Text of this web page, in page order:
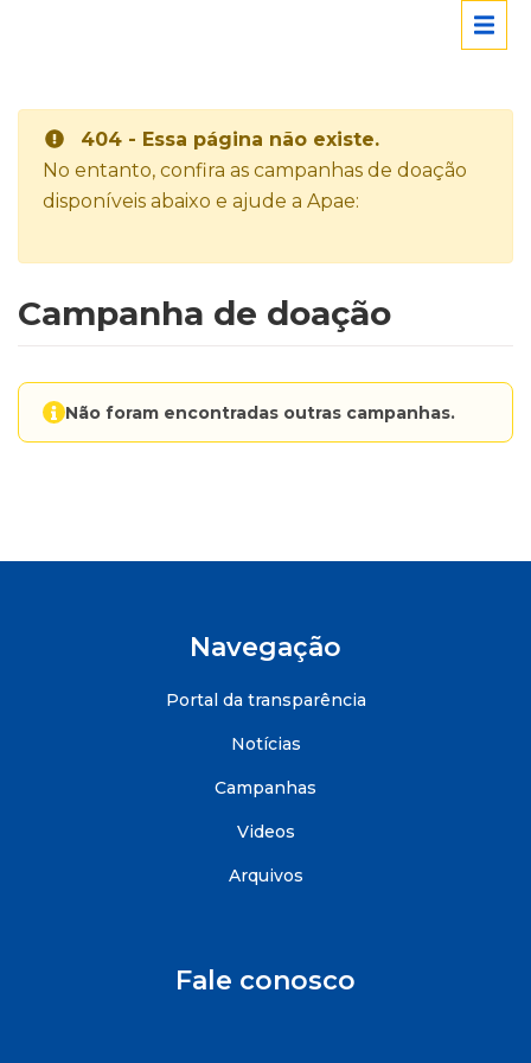
404 - Essa página não existe.
No entanto, confira as campanhas de doação
disponíveis abaixo e ajude a Apae:
Campanha de doação
Não foram encontradas outras campanhas.
Navegação
Portal da transparência
Notícias
Campanhas
Videos
Arquivos
Fale conosco